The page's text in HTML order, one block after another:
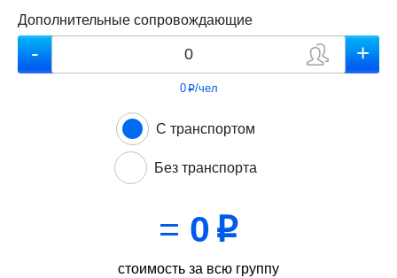
Дополнительные сопровождающие
0p/чел
С транспортом
Без транспорта
= 0 p
стоимость за всю группу